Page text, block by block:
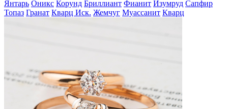
Янтарь Оникс Корунд Бриллиант Фианит Изумруд Сапфир
Топаз Гранат Кварц Иск. Жемчуг Муассанит Кварц